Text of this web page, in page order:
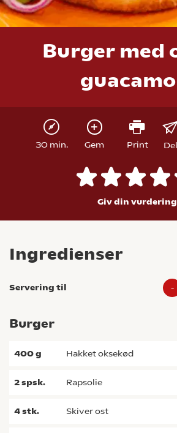
Burger med
30 min. Gem Print Del
Giv din vurdering
Ingredienser
Servering til -
Burger
400g hakket oksekød
2spsk. rapsolie
4stk. skiver ost